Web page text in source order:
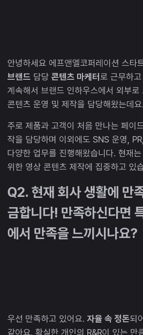
안녕하세요 에프앤엘코퍼레이션 스타
브랜드 담당 콘텐츠 마케터로 근무하
계속해서 브랜드 인하우스에서 외부로
콘텐츠 운영 및 제작을 담당해왔는데요.
주로 제품과 고객이 처음 만나는 페이
작을 담당하며 이외에도 SNS 운영,
다양한 업무를 진행해왔습니다. 현재
위한 영상 콘텐츠 제작에 집중하고 있
Q2. 현재 회사 생활에 만
금합니다! 만족하신다면
에서 만족을 느끼시나요?
우선 만족하고 있어요. 자율 속 정돈되
같아요. 확실한 개인의 R&R이 있는 만